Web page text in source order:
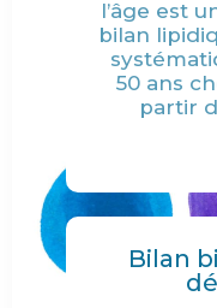
l’âge est
bilan
50 ans
partir
Bilan